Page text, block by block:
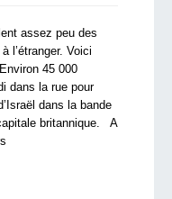
assez peu des
l’étranger. Voici
45 000
dans la rue pour
dans la bande
britannique. A